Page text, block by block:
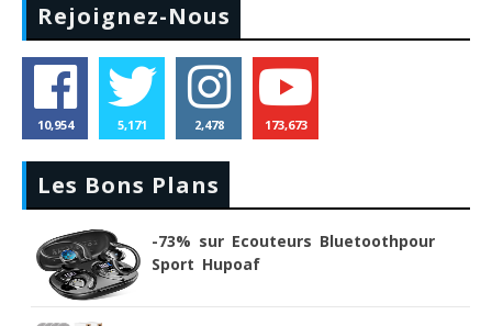
Rejoignez-Nous
10,954 5,171 2,478 173,673
Les Bons Plans
-73% sur Ecouteurs Bluetoothpour
Sport Hupoaf